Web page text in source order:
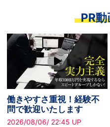
PR
ま
集
新しい挑戦を応援！
種からでも大歓迎で
2026/08/06/ 23:08 UP